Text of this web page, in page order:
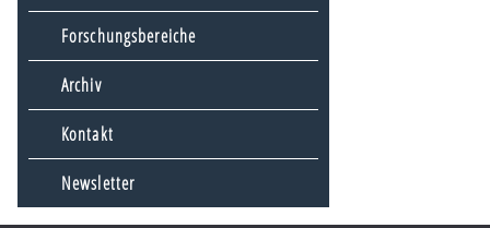
Forschungsbereiche
Archiv
Kontakt
Newsletter